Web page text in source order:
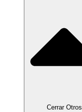
Cerrar Otros